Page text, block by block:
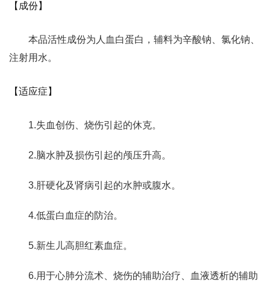
【成份】
本品活性成份为人血白蛋白，辅料为辛酸钠、氯化钠、
注射用水。
【适应症】
1.失血创伤、烧伤引起的休克。
2.脑水肿及损伤引起的颅压升高。
3.肝硬化及肾病引起的水肿或腹水。
4.低蛋白血症的防治。
5.新生儿高胆红素血症。
6.用于心肺分流术、烧伤的辅助治疗、血液透析的辅助